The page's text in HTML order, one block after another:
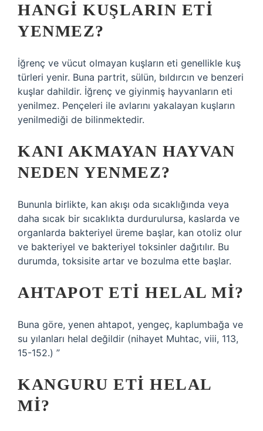
HANGI KUŞLARIN ETI
YENMEZ?
İğrenç ve vücut olmayan kuşların eti genellikle kuş
türleri yenir. Buna partrit, sülün, bıldırcın ve benzeri
kuşlar dahildir. İğrenç ve giyinmiş hayvanların eti
yenilmez. Pençeleri ile avlarını yakalayan kuşların
yenilmediği de bilinmektedir.
KANI AKMAYAN HAYVAN
NEDEN YENMEZ?
Bununla birlikte, kan akışı oda sıcaklığında veya
daha sıcak bir sıcaklıkta durdurulursa, kaslarda ve
organlarda bakteriyel üreme başlar, kan otoliz olur
ve bakteriyel ve bakteriyel toksinler dağıtılır. Bu
durumda, toksisite artar ve bozulma ette başlar.
AHTAPOT ETI HELAL MI?
Buna göre, yenen ahtapot, yengeç, kaplumbağa ve
su yılanları helal değildir (nihayet Muhtac, viii, 113,
15-152.) ”
KANGURU ETI HELAL
MI?